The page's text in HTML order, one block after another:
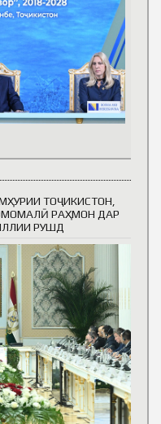
ТОҶИКИСТОН,
РАҲМОН ДАР
РУШД